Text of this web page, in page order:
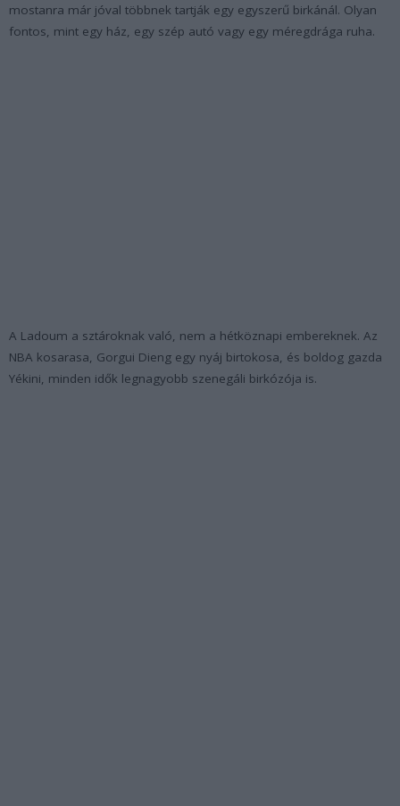
mostanra már jóval többnek tartják egy egyszerű birkánál. Olyan
fontos, mint egy ház, egy szép autó vagy egy méregdrága ruha.
A Ladoum a sztároknak való, nem a hétköznapi embereknek. Az
NBA kosarasa, Gorgui Dieng egy nyáj birtokosa, és boldog gazda
Yékini, minden idők legnagyobb szenegáli birkózója is.